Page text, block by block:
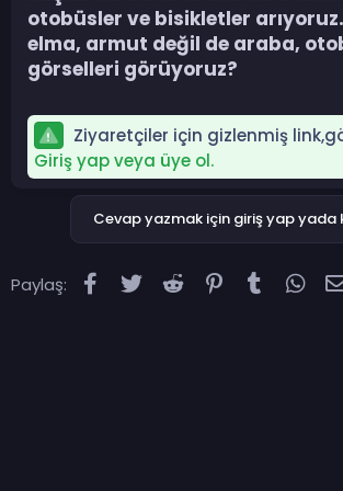
otobüsler ve bisikletler
elma, armut değil de araba,
görselleri görüyoruz?​
Ziyaretçiler için gizlenmiş
Giriş yap veya üye ol.
Cevap yazmak için giriş yap yada
Paylaş: Facebook
Twitter Reddit Pinterest
Tumblr